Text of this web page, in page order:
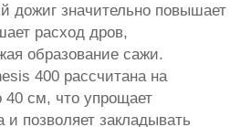
дожиг значительно повышает
расход дров,
образование сажи.
400 рассчитана на
40 см, что упрощает
и позволяет закладывать